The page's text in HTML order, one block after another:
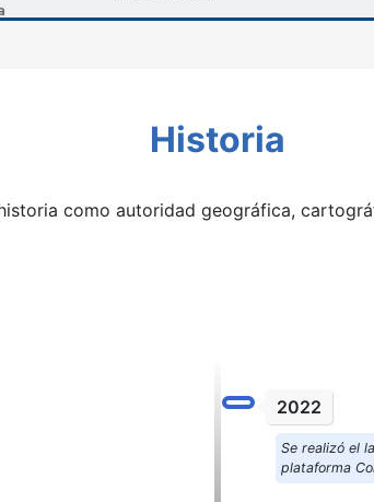
a la navegación
Historia
como autoridad geográfica,
2022
Se realizó el
plataforma